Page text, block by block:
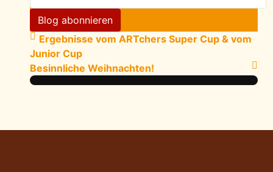
Blog abonnieren
Ergebnisse vom ARTchers Super Cup & vom
Junior Cup
Besinnliche Weihnachten!